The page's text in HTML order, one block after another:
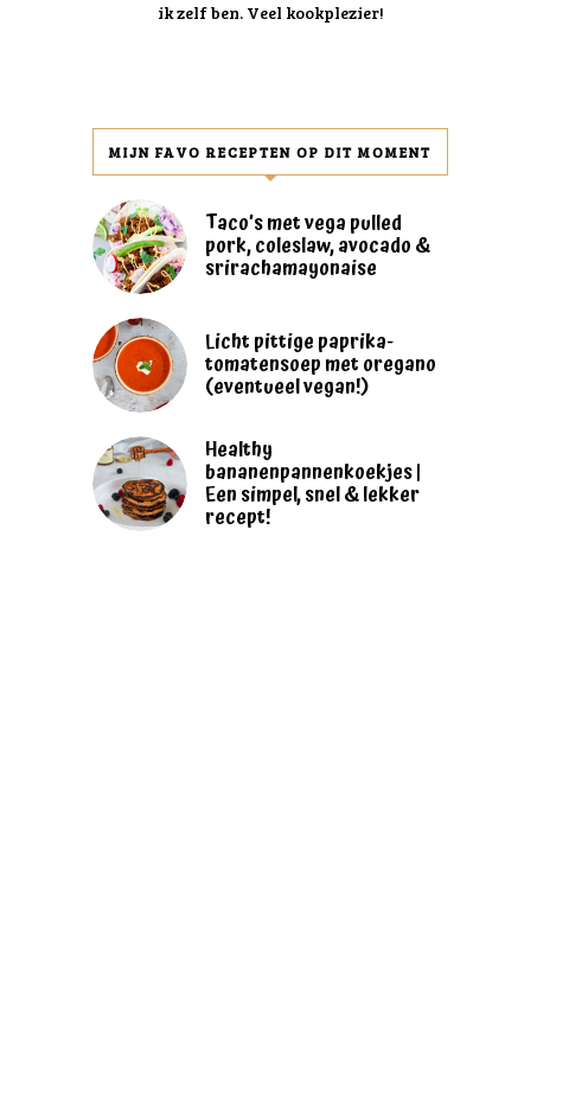
ik zelf ben. Veel kookplezier!
MIJN FAVO RECEPTEN OP DIT MOMENT
Taco’s met vega pulled
pork, coleslaw, avocado &
srirachamayonaise
Licht pittige paprika-
tomatensoep met oregano
(eventueel vegan!)
Healthy
bananenpannenkoekjes |
Een simpel, snel & lekker
recept!